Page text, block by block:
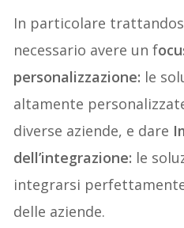
In particolare
necessario avere un f
personalizzazione: le
altamente
diverse aziende, e dare
dell’integrazione: le
integrarsi
delle aziende.